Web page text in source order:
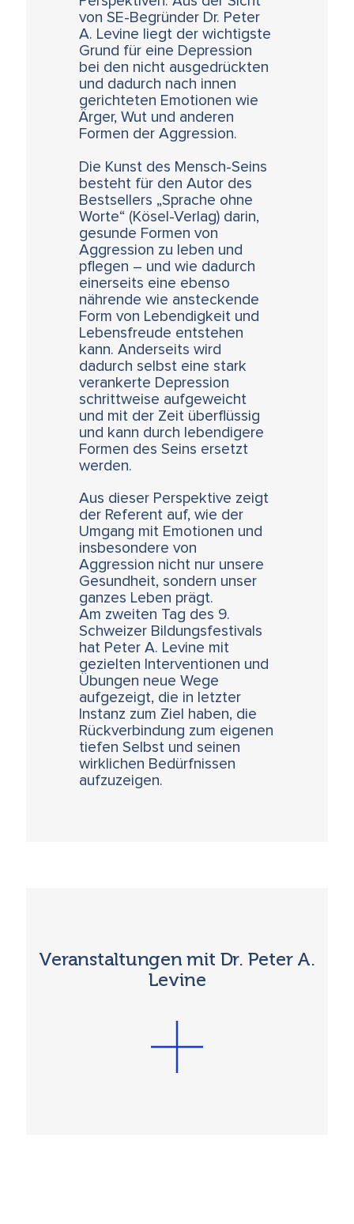
von SE-Begründer Dr. Peter
A. Levine liegt der wichtigste
Grund für eine Depression
bei den nicht ausgedrückten
und dadurch nach innen
gerichteten Emotionen wie
Ärger, Wut und anderen
Formen der Aggression.
Die Kunst des Mensch-Seins
besteht für den Autor des
Bestsellers „Sprache ohne
Worte“ (Kösel-Verlag) darin,
gesunde Formen von
Aggression zu leben und
pflegen – und wie dadurch
einerseits eine ebenso
nährende wie ansteckende
Form von Lebendigkeit und
Lebensfreude entstehen
kann. Anderseits wird
dadurch selbst eine stark
verankerte Depression
schrittweise aufgeweicht
und mit der Zeit überflüssig
und kann durch lebendigere
Formen des Seins ersetzt
werden.
Aus dieser Perspektive zeigt
der Referent auf, wie der
Umgang mit Emotionen und
insbesondere von
Aggression nicht nur unsere
Gesundheit, sondern unser
ganzes Leben prägt.
Am zweiten Tag des 9.
Schweizer Bildungsfestivals
hat Peter A. Levine mit
gezielten Interventionen und
Übungen neue Wege
aufgezeigt, die in letzter
Instanz zum Ziel haben, die
Rückverbindung zum eigenen
tiefen Selbst und seinen
wirklichen Bedürfnissen
aufzuzeigen.
Veranstaltungen mit Dr. Peter A.
Levine